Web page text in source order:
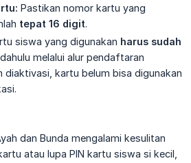
Pastikan nomor kartu yang
tepat 16 digit.
siswa yang digunakan harus sudah
melalui alur pendaftaran
diaktivasi, kartu belum bisa digunakan
dan Bunda mengalami kesulitan
atau lupa PIN kartu siswa si kecil,